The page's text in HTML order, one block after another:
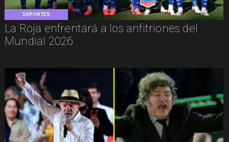
DEPORTES
La Roja enfrentará a los anfitriones del
Mundial 2026